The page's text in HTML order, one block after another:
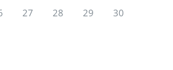
27 28 29
30